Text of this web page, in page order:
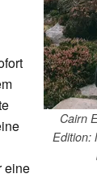
Cairn
Edition:
eine